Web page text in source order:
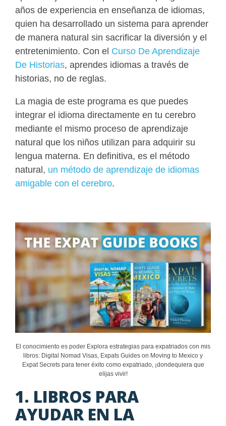
años de experiencia en enseñanza de idiomas,
quien ha desarrollado un sistema para aprender
de manera natural sin sacrificar la diversión y el
entretenimiento. Con el Curso De Aprendizaje
De Historias, aprendes idiomas a través de
historias, no de reglas.
La magia de este programa es que puedes
integrar el idioma directamente en tu cerebro
mediante el mismo proceso de aprendizaje
natural que los niños utilizan para adquirir su
lengua materna. En definitiva, es el método
natural, un método de aprendizaje de idiomas
amigable con el cerebro.
El conocimiento es poder Explora estrategias para expatriados con mis
libros: Digital Nomad Visas, Expats Guides on Moving to Mexico y
Expat Secrets para tener éxito como expatriado, ¡dondequiera que
elijas vivir!
1. LIBROS PARA
AYUDAR EN LA